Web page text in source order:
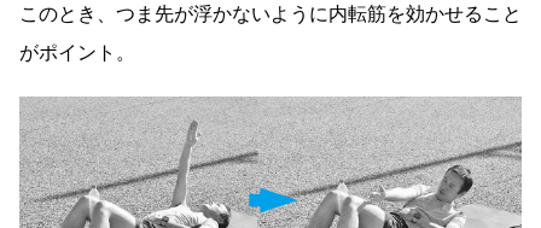
このとき、つま先が浮かないように内転筋を効かせること
がポイント。